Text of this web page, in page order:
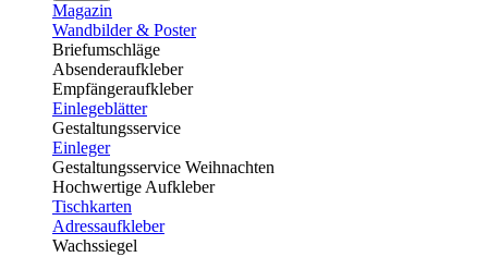
Magazin
Wandbilder & Poster
Briefumschläge
Absenderaufkleber
Empfängeraufkleber
Einlegeblätter
Gestaltungsservice
Einleger
Gestaltungsservice Weihnachten
Hochwertige Aufkleber
Tischkarten
Adressaufkleber
Wachssiegel